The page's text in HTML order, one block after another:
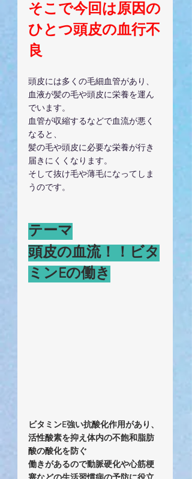
そこで今回は原因の
ひとつ頭皮の血行不
良
頭皮には多くの毛細血管があり、
血液が髪の毛や頭皮に栄養を運ん
でいます。
血管が収縮するなどで血流が悪く
なると、
髪の毛や頭皮に必要な栄養が行き
届きにくくなります。
そして抜け毛や薄毛になってしま
うのです。
テーマ
頭皮の血流！！ビタ
ミンEの働き
ビタミンE強い抗酸化作用があり、
活性酸素を抑え体内の不飽和脂肪
酸の酸化を防ぐ
働きがあるので動脈硬化や心筋梗